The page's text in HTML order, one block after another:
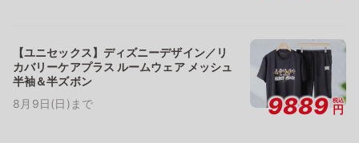
【ユニセックス】ディズニーデザイン／リ
カバリーケアプラス ルームウェア メッシュ
半袖＆半ズボン
8月9日(日)まで
9889 税込
円